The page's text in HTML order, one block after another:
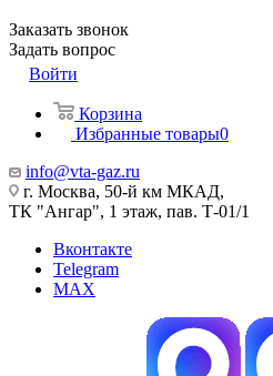
Заказать звонок
Задать вопрос
Войти
Корзина
Избранные товары0
info@vta-gaz.ru
г. Москва, 50-й км МКАД,
ТК "Ангар", 1 этаж, пав. Т-01/1
Вконтакте
Telegram
MAX